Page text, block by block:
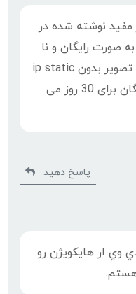
مفید نوشته شده در
صورت رایگان و نا
محدود بتوان از آنها برای انتقال تصویر بدون ip static
استفاده کرد. چون noip.com رایگان برای 30 روز می
پاسخ دهید
وي ار هایکويژن رو
هستم.